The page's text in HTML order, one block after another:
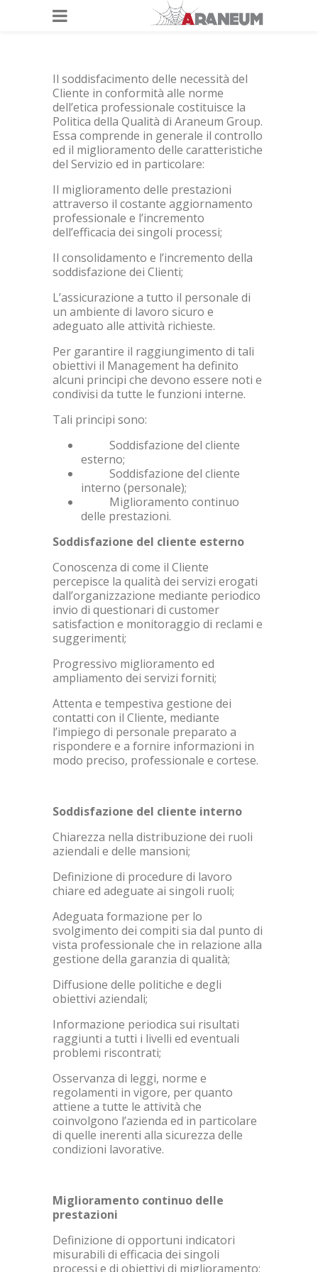
Il soddisfacimento delle necessità del
Cliente in conformità alle norme
dell’etica professionale costituisce la
Politica della Qualità di Araneum Group.
Essa comprende in generale il controllo
ed il miglioramento delle caratteristiche
del Servizio ed in particolare:
Il miglioramento delle prestazioni
attraverso il costante aggiornamento
professionale e l’incremento
dell’efficacia dei singoli processi;
Il consolidamento e l’incremento della
soddisfazione dei Clienti;
L’assicurazione a tutto il personale di
un ambiente di lavoro sicuro e
adeguato alle attività richieste.
Per garantire il raggiungimento di tali
obiettivi il Management ha definito
alcuni principi che devono essere noti e
condivisi da tutte le funzioni interne.
Tali principi sono:
Soddisfazione del cliente
esterno;
Soddisfazione del cliente
interno (personale);
Miglioramento continuo
delle prestazioni.
Soddisfazione del cliente esterno
Conoscenza di come il Cliente
percepisce la qualità dei servizi erogati
dall’organizzazione mediante periodico
invio di questionari di customer
satisfaction e monitoraggio di reclami e
suggerimenti;
Progressivo miglioramento ed
ampliamento dei servizi forniti;
Attenta e tempestiva gestione dei
contatti con il Cliente, mediante
l’impiego di personale preparato a
rispondere e a fornire informazioni in
modo preciso, professionale e cortese.
Soddisfazione del cliente interno
Chiarezza nella distribuzione dei ruoli
aziendali e delle mansioni;
Definizione di procedure di lavoro
chiare ed adeguate ai singoli ruoli;
Adeguata formazione per lo
svolgimento dei compiti sia dal punto di
vista professionale che in relazione alla
gestione della garanzia di qualità;
Diffusione delle politiche e degli
obiettivi aziendali;
Informazione periodica sui risultati
raggiunti a tutti i livelli ed eventuali
problemi riscontrati;
Osservanza di leggi, norme e
regolamenti in vigore, per quanto
attiene a tutte le attività che
coinvolgono l’azienda ed in particolare
di quelle inerenti alla sicurezza delle
condizioni lavorative.
Miglioramento continuo delle
prestazioni
Definizione di opportuni indicatori
misurabili di efficacia dei singoli
processi e di obiettivi di miglioramento;